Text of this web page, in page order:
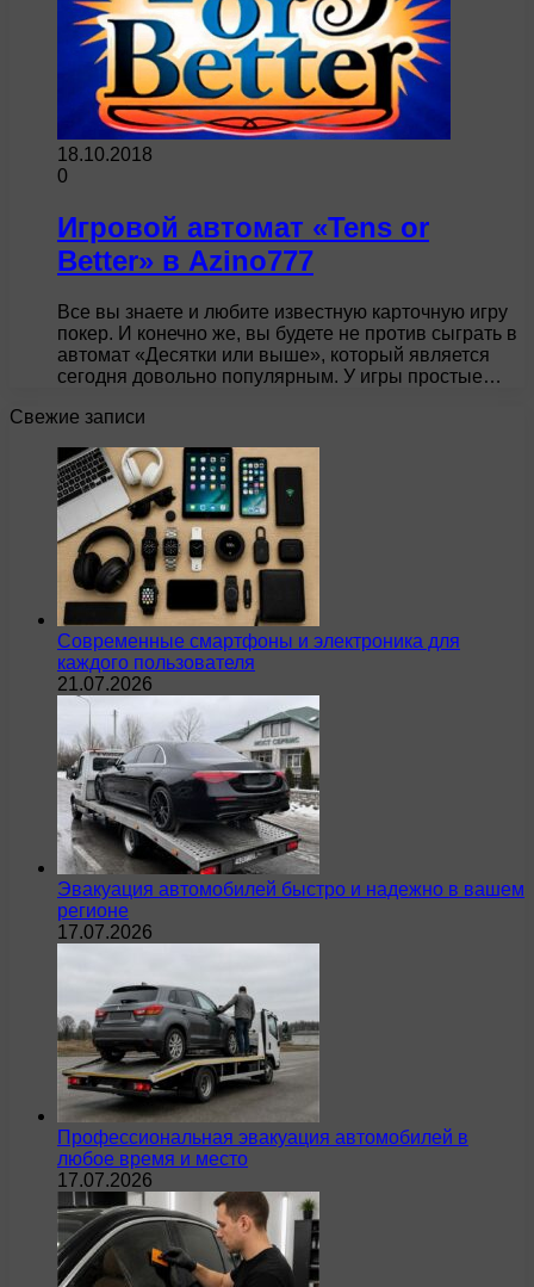
18.10.2018
0
Игровой автомат «Tens or
Better» в Azino777
Все вы знаете и любите известную карточную игру
покер. И конечно же, вы будете не против сыграть в
автомат «Десятки или выше», который является
сегодня довольно популярным. У игры простые…
Свежие записи
Современные смартфоны и электроника для
каждого пользователя
21.07.2026
Эвакуация автомобилей быстро и надежно в вашем
регионе
17.07.2026
Профессиональная эвакуация автомобилей в
любое время и место
17.07.2026